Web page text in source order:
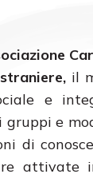
il
e
e
di
attivate